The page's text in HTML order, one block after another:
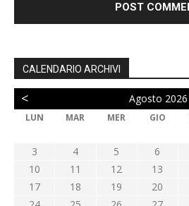
CALENDARIO ARCHIVI
< Agosto 2026
LUN MAR MER GIO
3
4 5 6
10
11 12 13
17
18 19 20